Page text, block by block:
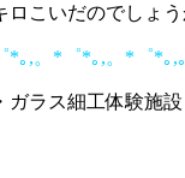
ロこいだのでしょ
゜*｡,。*゜*｡,。*゜*｡,
ラス細工体験施